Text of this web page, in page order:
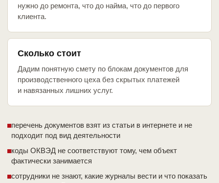
нужно до ремонта, что до найма, что до первого
клиента.
Сколько стоит
Дадим понятную смету по блокам документов для
производственного цеха без скрытых платежей
и навязанных лишних услуг.
перечень документов взят из статьи в интернете и не
подходит под вид деятельности
коды ОКВЭД не соответствуют тому, чем объект
фактически занимается
сотрудники не знают, какие журналы вести и что показать